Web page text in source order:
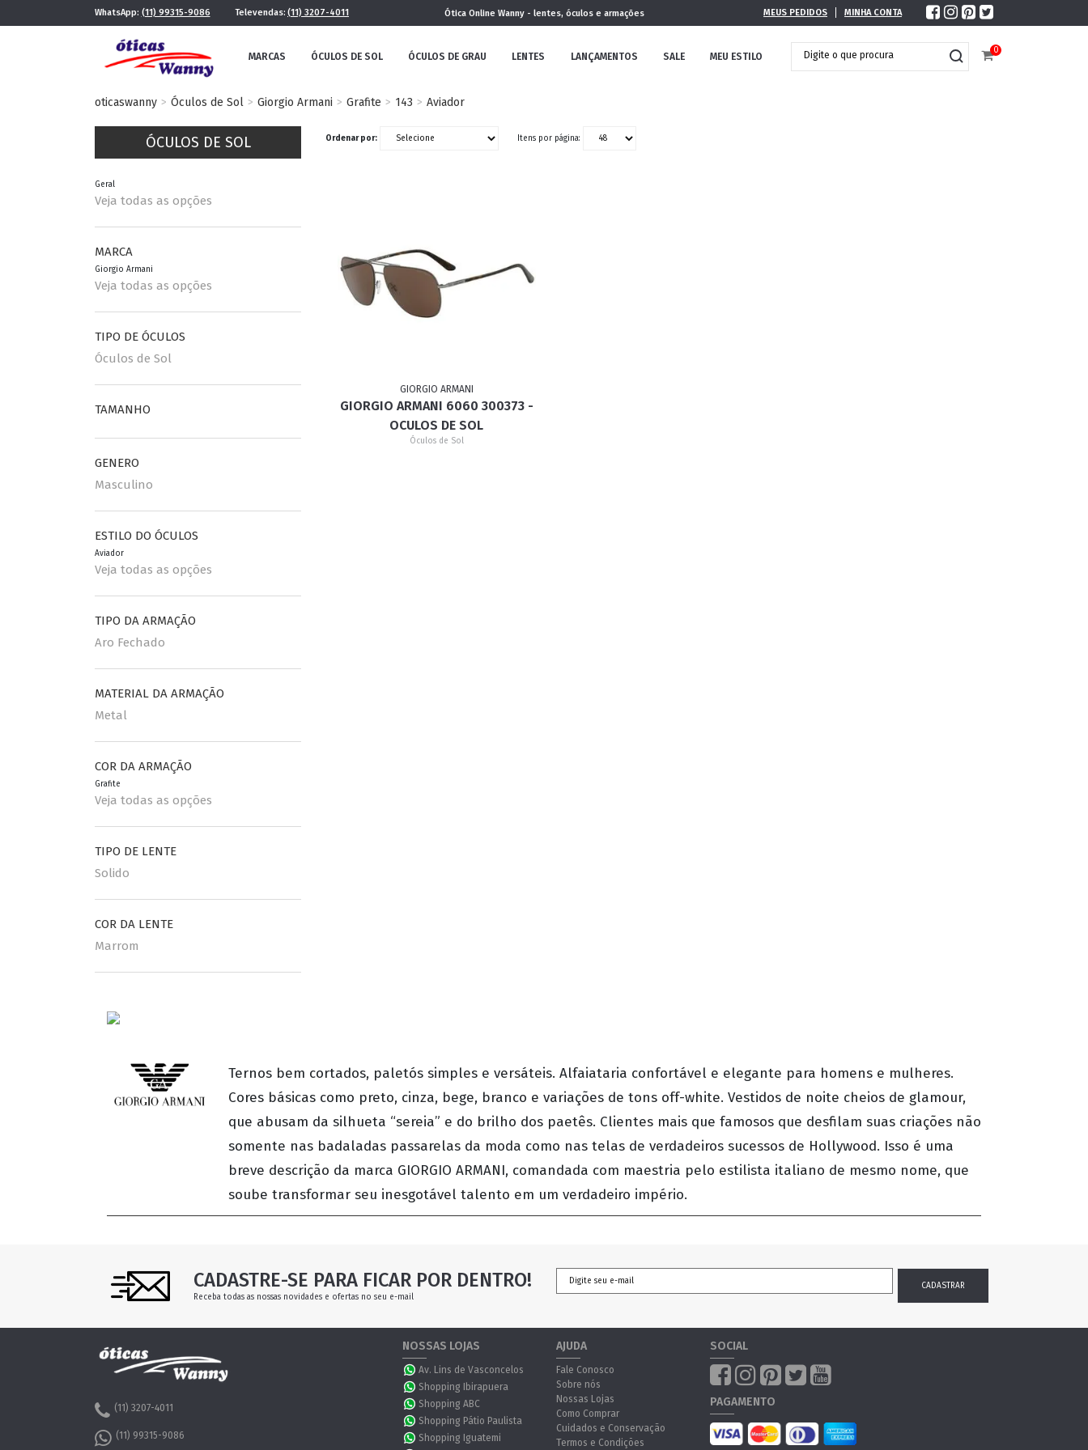
WhatsApp: (11) 99315-9086 Televendas: (11) 3207-4011 Ótica Online Wanny - lentes, óculos e armações MEUS PEDIDOS MINHA CONTA
MARCAS ÓCULOS DE SOL ÓCULOS DE GRAU LENTES LANÇAMENTOS SALE MEU ESTILO
0
FEMININO
COLEÇÃO
POR ESTILO
QUADRADO
ESPORTIVO RETRÔ MÁSCARA
GRIFES
oticaswanny Óculos de Sol Giorgio Armani Grafite 143 Aviador
ÓCULOS DE SOL
Geral
Veja todas as opções
MARCA
Giorgio Armani
Veja todas as opções
TIPO DE ÓCULOS
Óculos de Sol
TAMANHO
GENERO
Masculino
ESTILO DO ÓCULOS
Aviador
Veja todas as opções
TIPO DA ARMAÇÃO
Aro Fechado
MATERIAL DA ARMAÇÃO
Metal
COR DA ARMAÇÃO
Grafite
Veja todas as opções
TIPO DE LENTE
Solido
COR DA LENTE
Marrom
Ordenar por: Itens por página:
GIORGIO ARMANI
GIORGIO ARMANI 6060 300373 -
OCULOS DE SOL
Óculos de Sol
Ternos bem cortados, paletós simples e versáteis. Alfaiataria confortável e elegante para homens e mulheres.
Cores básicas como preto, cinza, bege, branco e variações de tons off-white. Vestidos de noite cheios de glamour,
que abusam da silhueta “sereia” e do brilho dos paetês. Clientes mais que famosos que desfilam suas criações não
somente nas badaladas passarelas da moda como nas telas de verdadeiros sucessos de Hollywood. Isso é uma
breve descrição da marca GIORGIO ARMANI, comandada com maestria pelo estilista italiano de mesmo nome, que
soube transformar seu inesgotável talento em um verdadeiro império.
CADASTRE-SE PARA FICAR POR DENTRO!
Receba todas as nossas novidades e ofertas no seu e-mail
(11) 3207-4011
(11) 99315-9086
NOSSAS LOJAS
Av. Lins de Vasconcelos
Shopping Ibirapuera
Shopping ABC
Shopping Pátio Paulista
Shopping Iguatemi
AJUDA
Fale Conosco
Sobre nós
Nossas Lojas
Como Comprar
Cuidados e Conservação
Termos e Condições
SOCIAL
PAGAMENTO